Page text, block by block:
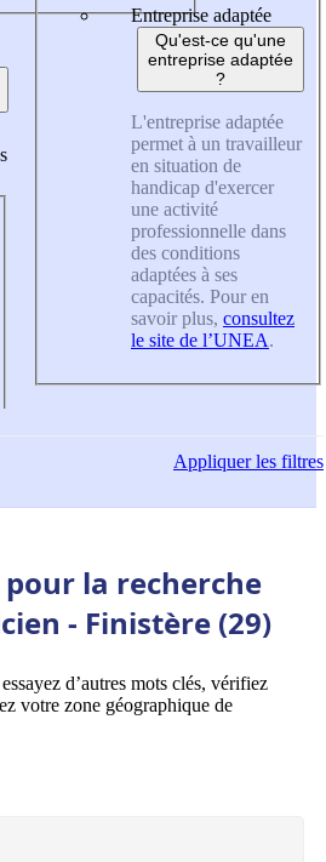
Entreprise adaptée
Qu'est-ce qu'une
entreprise adaptée
?
L'entreprise adaptée
permet à un travailleur
en situation de
handicap d'exercer
une activité
professionnelle dans
des conditions
adaptées à ses
capacités. Pour en
savoir plus, consultez
le site de l’UNEA.
Appliquerles filtres
la recherche
- Finistère (29)
d’autres mots clés, vérifiez
votre zone géographique de